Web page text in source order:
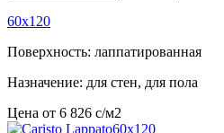
60x120
Поверхность: лаппатированная
Назначение: для стен, для пола
Цена от 6 826 c/м2